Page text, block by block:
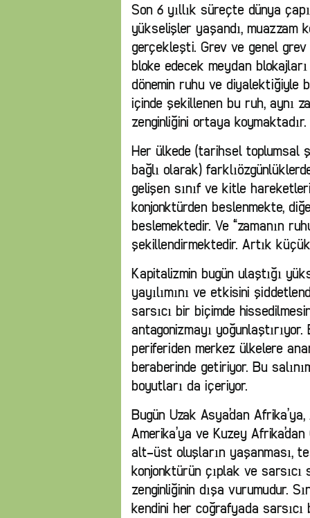
Son 6 yıllık süreçte dünya
yükselişler yaşandı,
gerçekleşti. Grev ve genel
bloke edecek meydan
dönemin ruhu ve diyalektiğiyle
içinde şekillenen bu ruh, aynı
zenginliğini ortaya koymaktadır.
Her ülkede (tarihsel toplumsal
bağlı olarak)
gelişen sınıf ve kitle
konjonktürden beslenmekte,
beslemektedir. Ve “zamanın
şekillendirmektedir. Artık
Kapitalizmin bugün ulaştığı
yayılımını ve etkisini
sarsıcı bir biçimde
antagonizmayı
periferiden merkez ülkelere
beraberinde getiriyor. Bu
boyutları da içeriyor.
Bugün Uzak Asya’dan Afrika’ya,
Amerika’ya ve Kuzey
alt-üst oluşların yaşanması,
konjonktürün çıplak ve sarsıcı
zenginliğinin dışa vurumudur.
kendini her coğrafyada